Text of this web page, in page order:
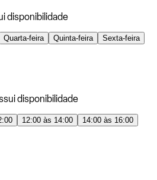
disponibilidade
Quarta-feira Quinta-feira
Sexta-feira
disponibilidade
12:00 às 14:00
14:00 às 16:00